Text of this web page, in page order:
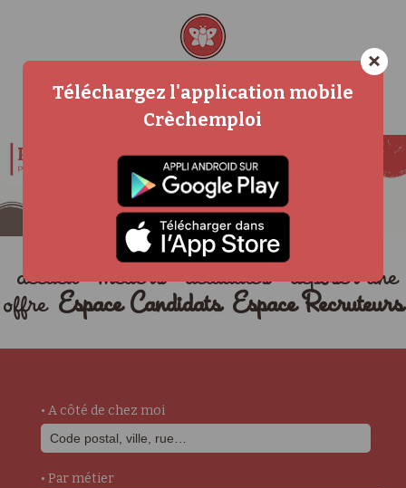
accueil métiers actualités
déposer une
offre Espace Candidats Espace Recruteurs
• A côté de chez moi
• Par métier
×
Téléchargez l'application mobile
Crèchemploi